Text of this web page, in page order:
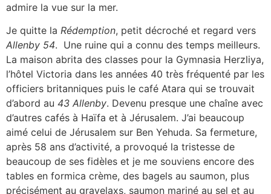
admire la vue sur la mer.
Je quitte la Rédemption, petit décroché et regard vers
Allenby 54. Une ruine qui a connu des temps meilleurs.
La maison abrita des classes pour la Gymnasia Herzliya,
l’hôtel Victoria dans les années 40 très fréquenté par les
officiers britanniques puis le café Atara qui se trouvait
d’abord au 43 Allenby. Devenu presque une chaîne avec
d’autres cafés à Haïfa et à Jérusalem. J’ai beaucoup
aimé celui de Jérusalem sur Ben Yehuda. Sa fermeture,
après 58 ans d’activité, a provoqué la tristesse de
beaucoup de ses fidèles et je me souviens encore des
tables en formica crème, des bagels au saumon, plus
précisément au gravelaxs, saumon mariné au sel et au